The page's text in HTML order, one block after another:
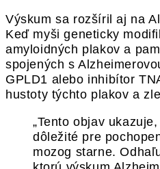
Výskum sa rozšíril aj na
Keď myši geneticky
amyloidných plakov a
spojených s
GPLD1 alebo inhibítor
hustoty týchto plakov a
„Tento objav
dôležité pre
mozog starne.